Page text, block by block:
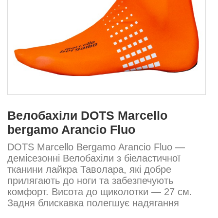
Велобахіли DOTS Marcello
bergamo Arancio Fluo
DOTS Marcello Bergamo Arancio Fluo —
демісезонні Велобахіли з біеластичної
тканини лайкра Таволара, які добре
прилягають до ноги та забезпечують
комфорт. Висота до щиколотки — 27 см.
Задня блискавка полегшує надягання